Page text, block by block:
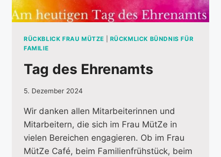
RÜCKBLICK FRAU MÜTZE
RÜCKMLICK BÜNDNIS FÜR
FAMILIE
Tag des Ehrenamts
5. Dezember 2024
Wir danken allen Mitarbeiterinnen und
Mitarbeitern, die sich im Frau MütZe in
vielen Bereichen engagieren. Ob im Frau
MütZe Café, beim Familienfrühstück, beim